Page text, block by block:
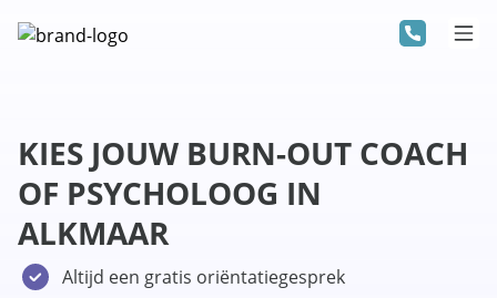
KIES JOUW BURN-OUT COACH
OF PSYCHOLOOG IN
ALKMAAR
Altijd een gratis oriëntatiegesprek